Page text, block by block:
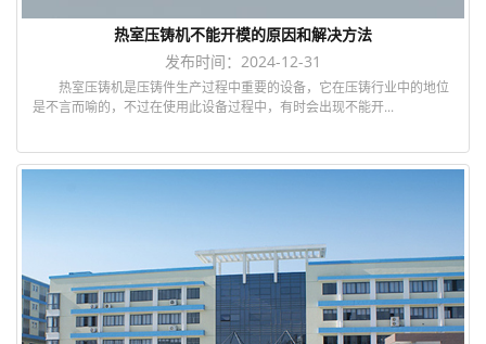
热室压铸机不能开模的原因和解决方法
发布时间：2024-12-31
热室压铸机是压铸件生产过程中重要的设备，它在压铸行业中的地位
是不言而喻的，不过在使用此设备过程中，有时会出现不能开...